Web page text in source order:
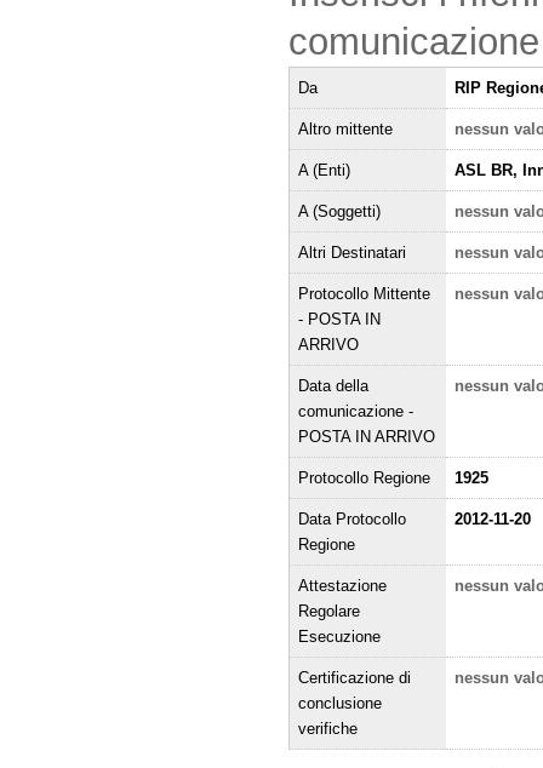
comunicazione
Da RIP
Altro mittente nessun
A (Enti) ASL BR,
A (Soggetti) nessun
Altri Destinatari nessun
Protocollo Mittente
- POSTA IN
ARRIVO
nessun
Data della
comunicazione -
POSTA IN ARRIVO
nessun
Protocollo Regione 1925
Data Protocollo
Regione
2012-11-20
Attestazione
Regolare
Esecuzione
nessun
Certificazione di
conclusione
verifiche
nessun